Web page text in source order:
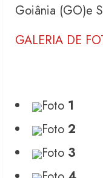
Goiânia (GO)e
GALERIA DE
Foto 1
Foto 2
Foto 3